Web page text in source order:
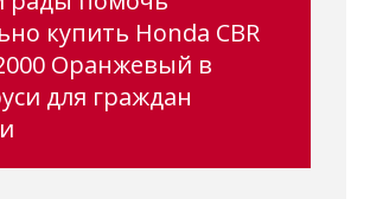
купить Honda CBR
Оранжевый в
для граждан